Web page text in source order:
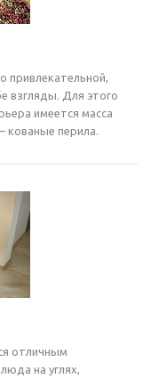
привлекательной,
взгляды. Для этого
имеется масса
кованые перила.
отличным
на углях,